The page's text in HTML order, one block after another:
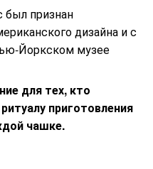
был признан
дизайна и с
Йоркском музее
для тех, кто
приготовления
чашке.